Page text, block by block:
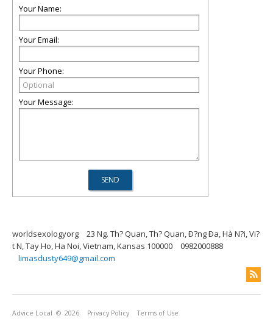
Your Name:
Your Email:
Your Phone:
Your Message:
worldsexologyorg
23 Ng. Th? Quan, Th? Quan, Ð?ng Ða, Hà N?i, Vi?
t N, Tay Ho, Ha Noi, Vietnam, Kansas 100000
0982000888
limasdusty649@gmail.com
Advice Local © 2026 Privacy Policy Terms of Use